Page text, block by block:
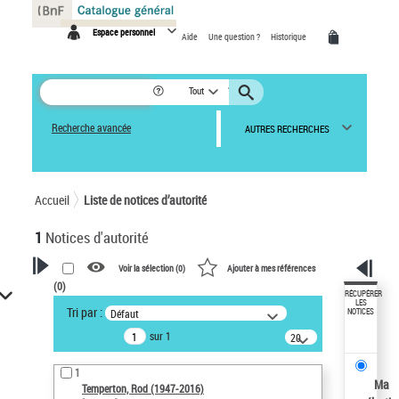
Espace personnel Aide Une question ? Historique
Tout
Recherche avancée AUTRES RECHERCHES
Accueil Liste de notices d’autorité
1 Notices d'autorité
VOTRE RECHERCHE
Recherche avancée dans les
notices d’autorité
Œuvres liées à l'auteur :
Temperton, Rod (1947-2016)
Voir la sélection (0) Ajouter à mes références
(0)
Tri par : Défaut
sur 1
20
résultats/page
1
Temperton, Rod (1947-2016)
RÉCUPÉRER
LES
NOTICES
Ma
Panneau de gestion des cookies